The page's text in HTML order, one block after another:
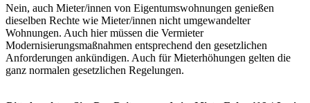
Nein, auch Mieter/innen von Eigentumswohnungen genießen
dieselben Rechte wie Mieter/innen nicht umgewandelter
Wohnungen. Auch hier müssen die Vermieter
Modernisierungsmaßnahmen entsprechend den gesetzlichen
Anforderungen ankündigen. Auch für Mieterhöhungen gelten die
ganz normalen gesetzlichen Regelungen.